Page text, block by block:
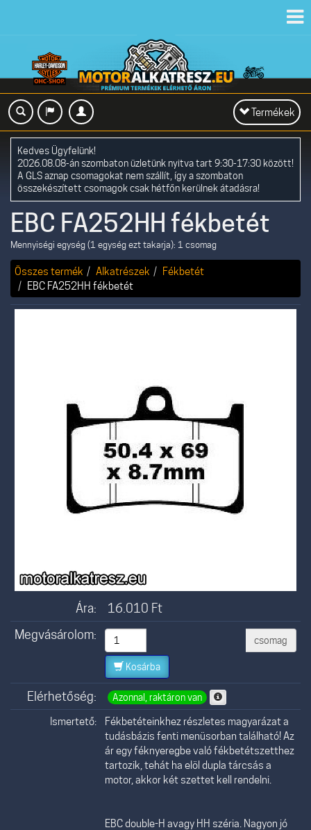
Toggle
navigation
Termékek
Kedves Ügyfelünk!
2026.08.08-án szombaton üzletünk nyitva tart 9:30-17:30 között!
A GLS aznap csomagokat nem szállít, így a szombaton
összekészített csomagok csak hétfőn kerülnek átadásra!
EBC FA252HH fékbetét
Mennyiségi egység (1 egység ezt takarja): 1 csomag
Összes termék Alkatrészek
Fékbetét
EBC FA252HH fékbetét
Ára: 16.010 Ft
Megvásárolom:
csomag
Kosárba
Elérhetőség: Azonnal, raktáron van
Ismertető:
Fékbetéteinkhez részletes magyarázat a
tudásbázis fenti menüsorban található! Az
ár egy féknyeregbe való fékbetétszetthez
tartozik, tehát ha elöl dupla tárcsás a
motor, akkor két szettet kell rendelni.
EBC double-H avagy HH széria. Nagyon jó